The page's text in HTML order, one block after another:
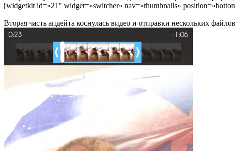
[widgetkit id=»21″ widget=»switcher» nav=»thumbnails»
Вторая часть апдейта коснулась видео и отправки нескольких